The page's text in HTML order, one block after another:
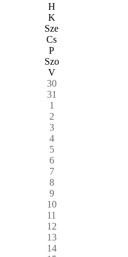
H
K
Sze
Cs
P
Szo
V
30
31
1
2
3
4
5
6
7
8
9
10
11
12
13
14